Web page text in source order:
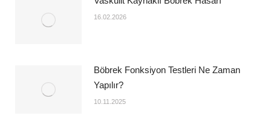
16.02.2026
Böbrek Fonksiyon Testleri Ne Zaman
Yapılır?
10.11.2025